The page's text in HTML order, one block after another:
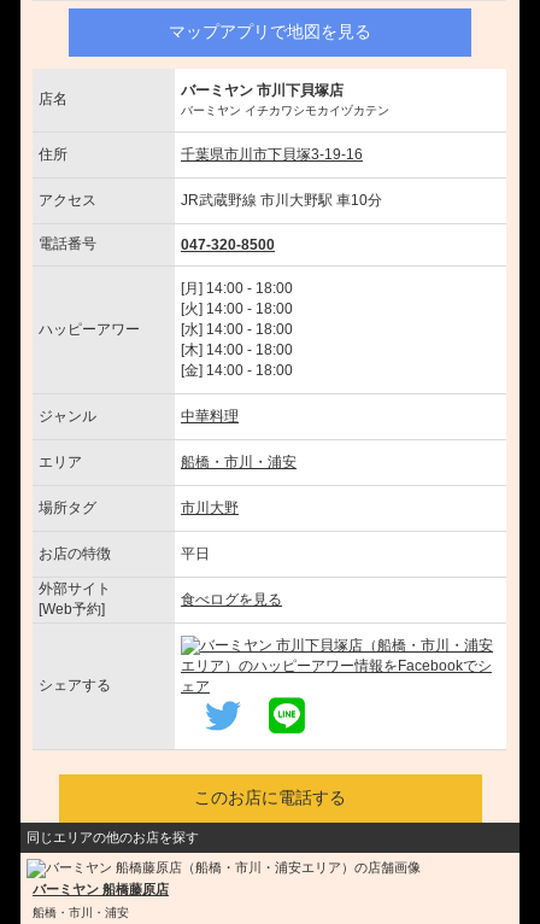
マップアプリで地図を見る
店名 バーミヤン 市川下貝塚店
バーミヤン イチカワシモカイヅカテン
住所 千葉県市川市下貝塚3-19-16
アクセス JR武蔵野線 市川大野駅 車10分
電話番号 047-320-8500
ハッピーアワー
[月] 14:00 - 18:00
[火] 14:00 - 18:00
[水] 14:00 - 18:00
[木] 14:00 - 18:00
[金] 14:00 - 18:00
ジャンル 中華料理
エリア 船橋・市川・浦安
場所タグ 市川大野
お店の特徴 平日
外部サイト
[Web予約]
食べログを見る
シェアする
このお店に電話する
同じエリアの他のお店を探す
バーミヤン 船橋藤原店
船橋・市川・浦安